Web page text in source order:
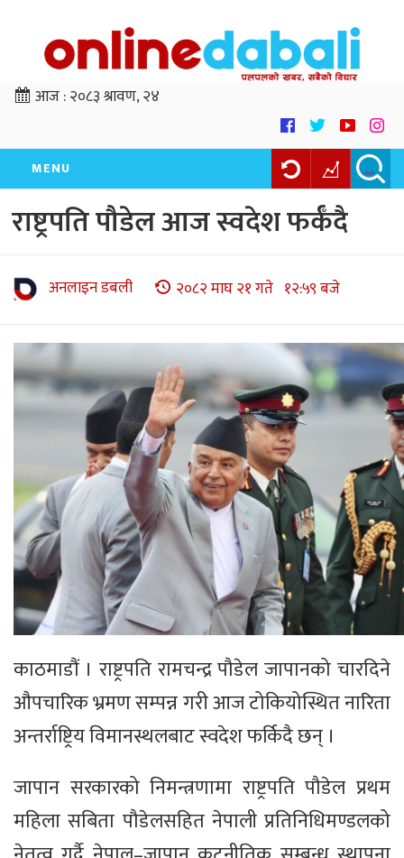
आज :२०८३ श्रावण, २४
MENU
राष्ट्रपति पौडेल आज स्वदेश फर्कँदै
अनलाइन डबली २०८२ माघ २१ गते १२:५९ बजे
काठमाडौं । राष्ट्रपति रामचन्द्र पौडेल जापानको चारदिने
औपचारिक भ्रमण सम्पन्न गरी आज टोकियोस्थित नारिता
अन्तर्राष्ट्रिय विमानस्थलबाट स्वदेश फर्किदै छन् ।
जापान सरकारको निमन्त्रणामा राष्ट्रपति पौडेल प्रथम
महिला सबिता पौडेलसहित नेपाली प्रतिनिधिमण्डलको